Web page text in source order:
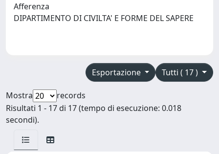
Afferenza
DIPARTIMENTO DI CIVILTA' E FORME DEL SAPERE
Tutti ( 17 )
Esportazione
Mostra
records
Risultati 1 - 17 di 17 (tempo di esecuzione: 0.018
secondi).